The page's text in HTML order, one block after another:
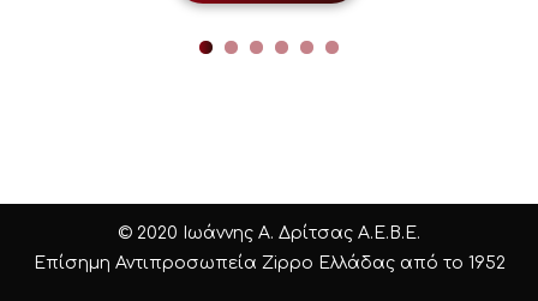
© 2020 Ιωάννης Α. Δρίτσας Α.Ε.Β.Ε.
Επίσημη Αντιπροσωπεία Zippo Ελλάδας από το 1952